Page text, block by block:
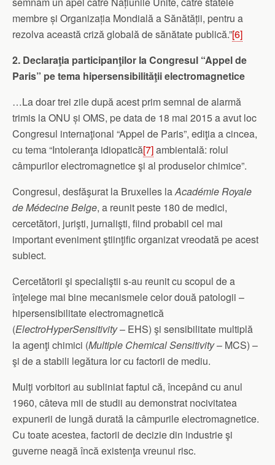
membre și Organizația Mondială a Sănătății, pentru a
rezolva această criză globală de sănătate publică.”[6]
2. Declaraţia participanţilor la Congresul “Appel de
Paris” pe tema hipersensibilităţii electromagnetice
…La doar trei zile după acest prim semnal de alarmă
trimis la ONU și OMS, pe data de 18 mai 2015 a avut loc
Congresul internaţional “Appel de Paris”, ediţia a cincea,
cu tema “Intoleranţa idiopatică[7]ambientală: rolul
câmpurilor electromagnetice şi al produselor chimice”.
Congresul, desfăşurat la Bruxelles laAcadémie Royale
de Médecine Belge, a reunit peste 180 de medici,
cercetători, jurişti, jurnalişti, fiind probabil cel mai
important eveniment ştiinţific organizat vreodată pe acest
subiect.
Cercetătorii şi specialiştii s-au reunit cu scopul de a
înţelege mai bine mecanismele celor două patologii –
hipersensibilitate electromagnetică
(ElectroHyperSensitivity– EHS) şi sensibilitate multiplă
la agenţi chimici (Multiple Chemical Sensitivity– MCS) –
şi de a stabili legătura lor cu factorii de mediu.
Mulţi vorbitori au subliniat faptul că, începând cu anul
1960, câteva mii de studii au demonstrat nocivitatea
expunerii de lungă durată la câmpurile electromagnetice.
Cu toate acestea, factorii de decizie din industrie şi
guverne neagă încă existenţa vreunui risc.